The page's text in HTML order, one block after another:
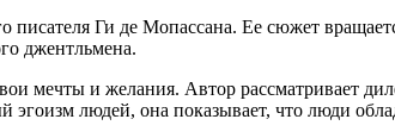
писателя Ги де Мопассана. Ее сюжет
джентльмена.
мечты и желания. Автор рассматривает
людей, она показывает, что люди